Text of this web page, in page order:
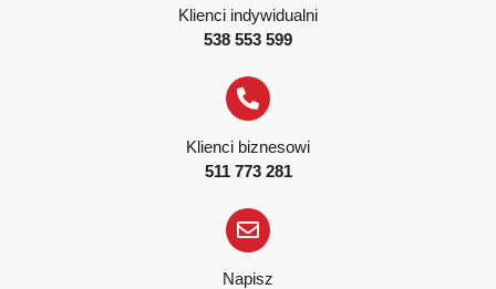
Klienci indywidualni
538 553 599
Klienci biznesowi
511 773 281
Napisz